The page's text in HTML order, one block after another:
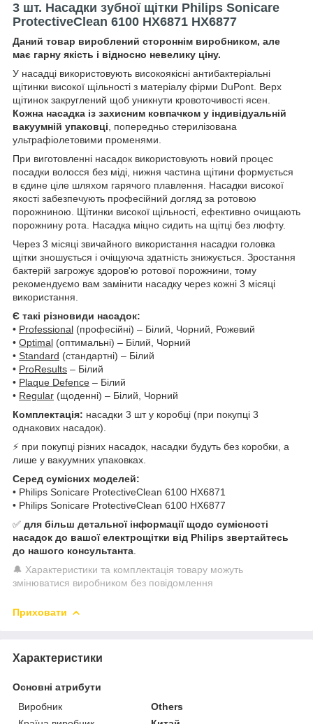
3 шт. Насадки зубної щітки Philips Sonicare
ProtectiveClean 6100 HX6871 HX6877
Даний товар вироблений стороннім виробником, але
має гарну якість і відносно невелику ціну.
У насадці використовують високоякісні антибактеріальні
щітинки високої щільності з матеріалу фірми DuPont. Верх
щітинок закруглений щоб уникнути кровоточивості ясен.
Кожна насадка із захисним ковпачком у індивідуальній
вакуумній упаковці , попередньо стерилізована
ультрафіолетовими променями.
При виготовленні насадок використовують новий процес
посадки волосся без міді, нижня частина щітини формується
в єдине ціле шляхом гарячого плавлення. Насадки високої
якості забезпечують професійний догляд за ротовою
порожниною. Щітинки високої щільності, ефективно очищають
порожнину рота. Насадка міцно сидить на щітці без люфту.
Через 3 місяці звичайного використання насадки головка
щітки зношується і очіщуюча здатність знижується. Зростання
бактерій загрожує здоров'ю ротової порожнини, тому
рекомендуємо вам замінити насадку через кожні 3 місяці
використання.
Є такі різновиди насадок:
• Professional (професійні) – Білий, Чорний, Рожевий
• Optimal (оптимальні) – Білий, Чорний
• Standard (стандартні) – Білий
• ProResults – Білий
• Plaque Defence – Білий
• Regular (щоденні) – Білий, Чорний
Комплектація: насадки 3 шт у коробці (при покупці 3
однакових насадок).
⚡ при покупці різних насадок, насадки будуть без коробки, а
лише у вакуумних упаковках.
Серед сумісних моделей:
• Philips Sonicare ProtectiveClean 6100 HX6871
• Philips Sonicare ProtectiveClean 6100 HX6877
✅ для більш детальної інформації щодо сумісності
насадок до вашої електрощітки від Philips звертайтесь
до нашого консультанта
🔔 Характеристики та комплектація товару можуть
змінюватися виробником без повідомлення
Приховати
Характеристики
Основні атрибути
Виробник
Others